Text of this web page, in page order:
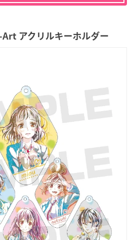
Art アクリルキーホルダー